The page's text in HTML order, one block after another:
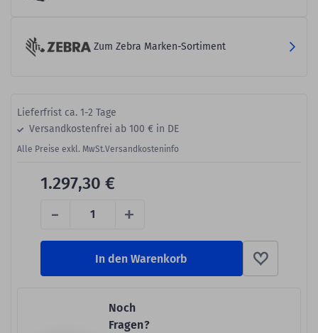
Zum Zebra Marken-Sortiment
Lieferfrist ca. 1-2 Tage
Versandkostenfrei ab 100 € in DE
Alle Preise exkl. MwSt.Versandkosteninfo
- +
1.297,30 €
In den Warenkorb
Noch
Fragen?